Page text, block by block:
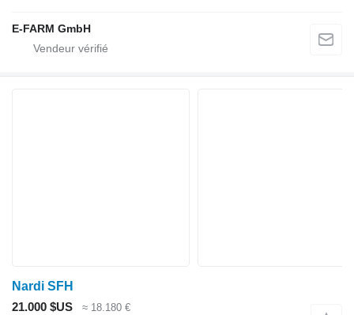
E-FARM GmbH
Nardi SFH
21.000 $US
≈ 18.180 €